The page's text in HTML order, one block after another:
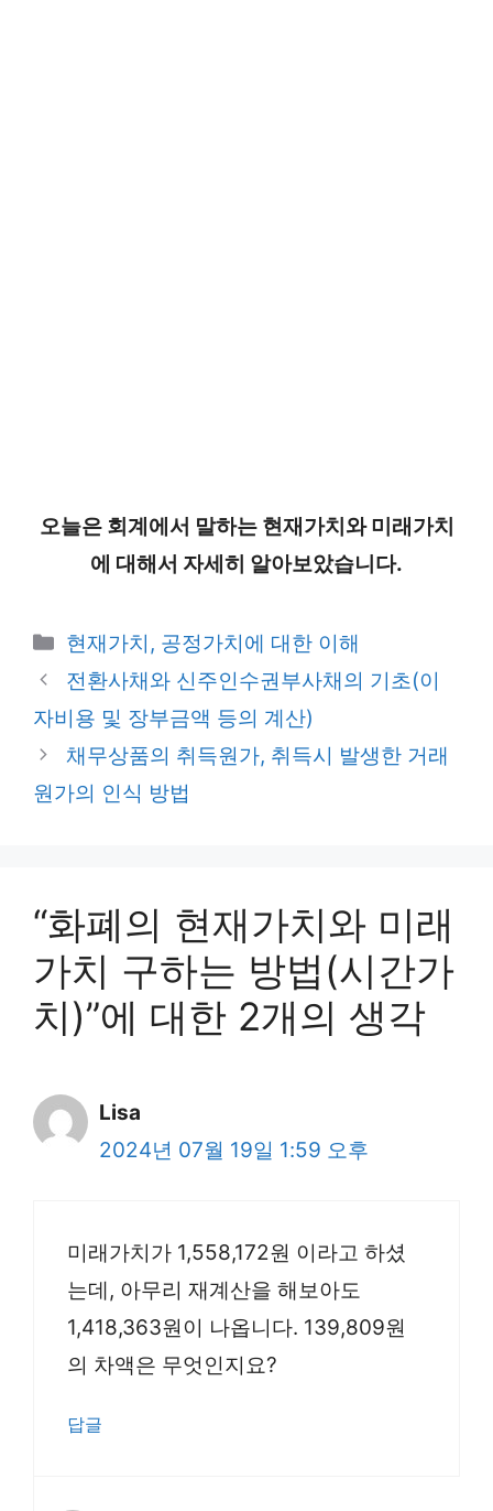
오늘은 회계에서 말하는 현재가치와 미래가치
에 대해서 자세히 알아보았습니다.
카
테
리
현재가치, 공정가치에 대한 이해
전환사채와 신주인수권부사채의 기초(이
자비용 및 장부금액 등의 계산)
채무상품의 취득원가, 취득시 발생한 거래
원가의 인식 방법
“화폐의 현재가치와 미래
가치 구하는 방법(시간가
치)”에 대한 2개의 생각
Lisa
2024년 07월 19일 1:59 오후
미래가치가 1,558,172원 이라고 하셨
는데, 아무리 재계산을 해보아도
1,418,363원이 나옵니다. 139,809원
의 차액은 무엇인지요?
답글